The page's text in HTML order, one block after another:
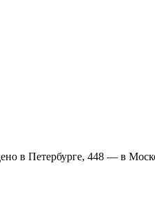
в Петербурге, 448 — в